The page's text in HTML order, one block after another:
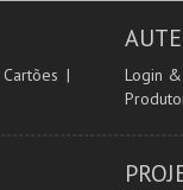
Cartões
Login